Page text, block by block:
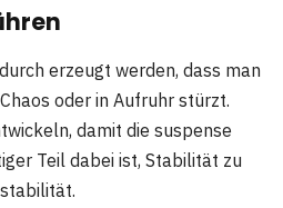
erzeugt werden, dass man
oder in Aufruhr stürzt.
damit die suspense
Teil dabei ist, Stabilität zu